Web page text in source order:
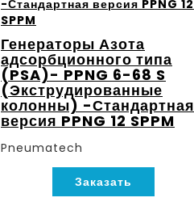
Генераторы Азота
адсорбционного типа
(PSA)- PPNG 6-68 S
(Экструдированные
колонны) -Стандартная
версия PPNG 12 SPPM
Pneumatech
Заказать